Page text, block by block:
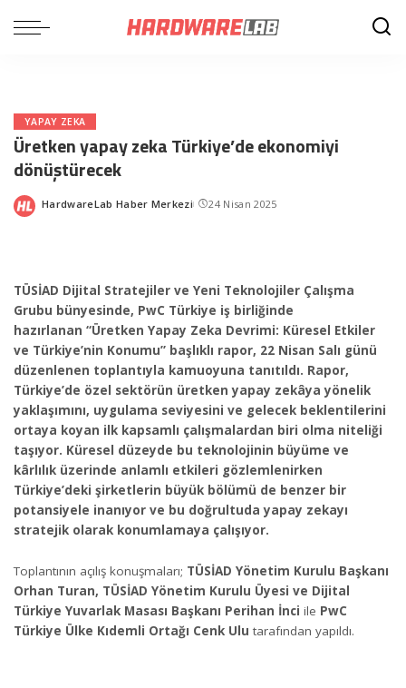
YAPAY ZEKA
Üretken yapay zeka Türkiye’de ekonomiyi
dönüştürecek
Posted
HardwareLab Haber Merkezi 24 Nisan 2025
TÜSİAD Dijital Stratejiler ve Yeni Teknolojiler Çalışma
Grubu bünyesinde, PwC Türkiye iş birliğinde
hazırlanan “Üretken Yapay Zeka Devrimi: Küresel Etkiler
ve Türkiye’nin Konumu” başlıklı rapor, 22 Nisan Salı günü
düzenlenen toplantıyla kamuoyuna tanıtıldı. Rapor,
Türkiye’de özel sektörün üretken yapay zekâya yönelik
yaklaşımını, uygulama seviyesini ve gelecek beklentilerini
ortaya koyan ilk kapsamlı çalışmalardan biri olma niteliği
taşıyor. Küresel düzeyde bu teknolojinin büyüme ve
kârlılık üzerinde anlamlı etkileri gözlemlenirken
Türkiye’deki şirketlerin büyük bölümü de benzer bir
potansiyele inanıyor ve bu doğrultuda yapay zekayı
stratejik olarak konumlamaya çalışıyor.
Toplantının açılış konuşmaları; TÜSİAD Yönetim Kurulu Başkanı
Orhan Turan, TÜSİAD Yönetim Kurulu Üyesi ve Dijital
Türkiye Yuvarlak Masası Başkanı Perihan İnci ile PwC
Türkiye Ülke Kıdemli Ortağı Cenk Ulu tarafından yapıldı.